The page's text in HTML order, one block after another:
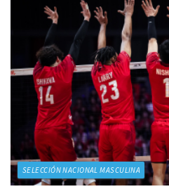
SELECCIÓN NACIONAL MASCULINA